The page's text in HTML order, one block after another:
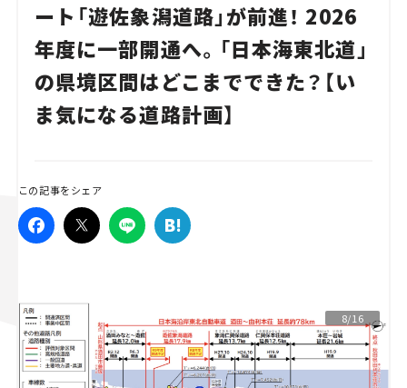
ート「遊佐象潟道路」が前進！ 2026
年度に一部開通へ。「日本海東北道」
の県境区間はどこまでできた？【い
ま気になる道路計画】
この記事をシェア
8/16
Traffic
Special
Series
スズキ ジムニー｜Suzuki Jimny
マツダ｜Mazda
マツダ ロードスター｜Mazda Roadster